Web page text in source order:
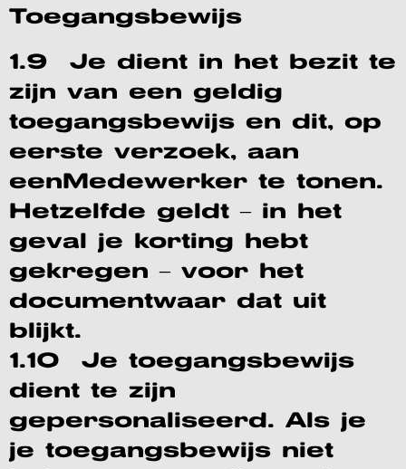
Toegangsbewijs
1.9 Je dient in het bezit te
zijn van een geldig
toegangsbewijs en dit, op
eerste verzoek, aan
eenMedewerker te tonen.
Hetzelfde geldt – in het
geval je korting hebt
gekregen – voor het
documentwaar dat uit
blijkt.
1.10 Je toegangsbewijs
dient te zijn
gepersonaliseerd. Als je
je toegangsbewijs niet